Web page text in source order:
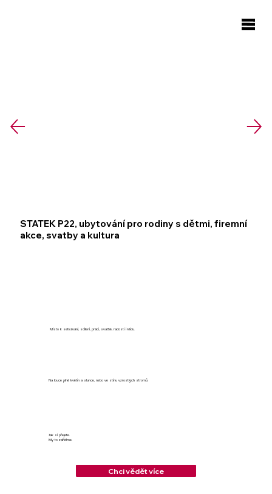
Místo k setkávání, sdílení, práci, svatbě, radosti i klidu.
Na louce plné květin a slunce, nebo ve stínu vzrostlých stromů.
Jak si přejete.
My to zařídíme.
Chci vědět více
STATEK P22, ubytování pro rodiny s dětmi, firemní
akce, svatby a kultura